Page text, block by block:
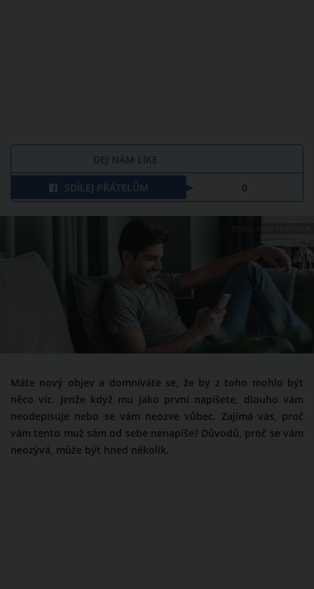
DEJ NÁM LIKE
SDÍLEJ PŘÁTELŮM 0
Máte nový objev a domníváte se, že by z toho mohlo být
něco víc. Jenže když mu jako první napíšete, dlouho vám
neodepisuje nebo se vám neozve vůbec. Zajímá vás, proč
vám tento muž sám od sebe nenapíše? Důvodů, proč se vám
neozývá, může být hned několik.